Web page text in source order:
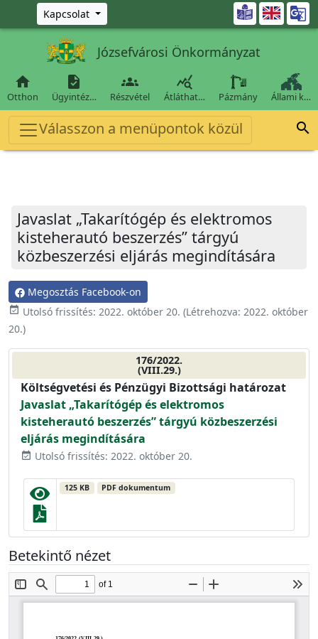
Ugrás a fő tartalomra
Kapcsolat 
Józsefvárosi Önkormányzat

Otthon

Ügyintéz…

Részvétel

Átláthat… Pázmány Állami k…
Válasszon a menüpontok közül 
Javaslat „Takarítógép és elektromos
kisteherautó beszerzés” tárgyú
közbeszerzési eljárás megindítására
Megosztás Facebook-on
event_available Utolsó frissítés: 2022. október 20. (Létrehozva: 2022. október
20.)
176/2022.
(VIII.29.)
Költségvetési és Pénzügyi Bizottsági határozat
Javaslat „Takarítógép és elektromos
kisteherautó beszerzés” tárgyú közbeszerzési
eljárás megindítására
event_available Utolsó frissítés: 2022. október 20.
125 KB PDF dokumentum
Betekintő nézet